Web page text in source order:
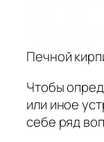
Печной
Чтобы
или иное
себе ряд